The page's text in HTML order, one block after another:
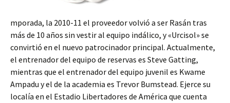
mporada, la 2010-11 el proveedor volvió a ser Rasán tras
más de 10 años sin vestir al equipo indálico, y «Urcisol» se
convirtió en el nuevo patrocinador principal. Actualmente,
el entrenador del equipo de reservas es Steve Gatting,
mientras que el entrenador del equipo juvenil es Kwame
Ampadu y el de la academia es Trevor Bumstead. Ejerce su
localía en el Estadio Libertadores de América que cuenta